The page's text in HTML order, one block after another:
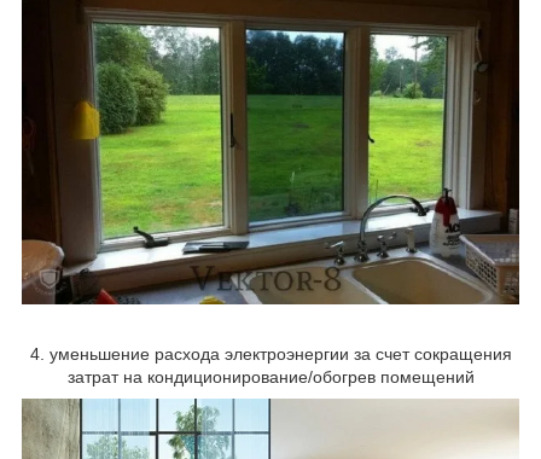
4. уменьшение расхода электроэнергии за счет сокращения
затрат на кондиционирование/обогрев помещений